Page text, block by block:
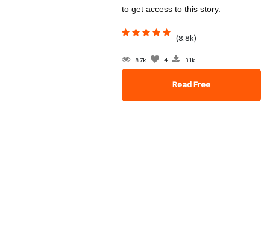
to get access to this story.
(8.8k)
8.7k 4 3.1k
Read Free